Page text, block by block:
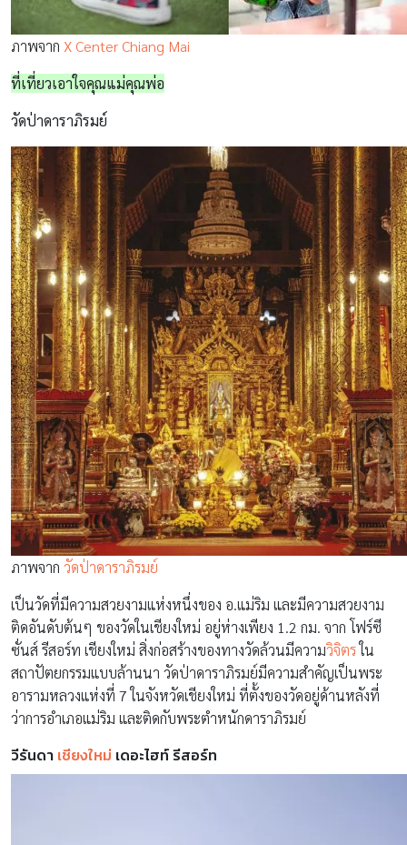
ภาพจาก X Center Chiang Mai
ที่เที่ยวเอาใจคุณแม่คุณพ่อ
วัดป่าดาราภิรมย์
ภาพจาก วัดป่าดาราภิรมย์
เป็นวัดที่มีความสวยงามแห่งหนึ่งของ อ.แม่ริม และมีความสวยงาม
ติดอันดับต้นๆ ของวัดในเชียงใหม่ อยู่ห่างเพียง 1.2 กม. จาก โฟร์ซี
ซั่นส์ รีสอร์ท เชียงใหม่ สิ่งก่อสร้างของทางวัดล้วนมีความวิจิตรใน
สถาปัตยกรรมแบบล้านนา วัดป่าดาราภิรมย์มีความสำคัญเป็นพระ
อารามหลวงแห่งที่ 7 ในจังหวัดเชียงใหม่ ที่ตั้งของวัดอยู่ด้านหลังที่
ว่าการอำเภอแม่ริม และติดกับพระตำหนักดาราภิรมย์
วีรันดา เชียงใหม่ เดอะไฮท์ รีสอร์ท